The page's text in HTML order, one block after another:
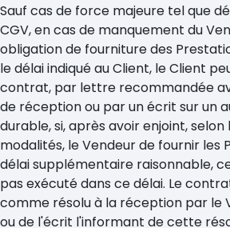
Sauf cas de force majeure tel que
CGV, en cas de manquement du
obligation de fourniture des
le délai indiqué au Client, le Client
contrat, par lettre recommandée
de réception ou par un écrit sur un
durable, si, après avoir enjoint, selon
modalités, le Vendeur de fournir les
délai supplémentaire raisonnable,
pas exécuté dans ce délai. Le
comme résolu à la réception par le
ou de l'écrit l'informant de cette